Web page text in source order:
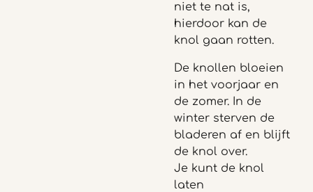
niet te nat is,
hierdoor kan de
knol gaan rotten.
De knollen bloeien
in het voorjaar en
de zomer. In de
winter sterven de
bladeren af en blijft
de knol over.
Je kunt de knol
laten